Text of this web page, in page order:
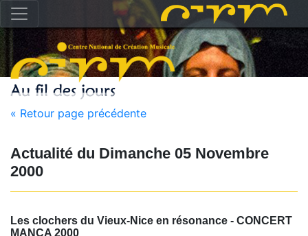
« Retour page précédente
Actualité du Dimanche 05 Novembre
2000
Les clochers du Vieux-Nice en résonance - CONCERT
MANCA 2000